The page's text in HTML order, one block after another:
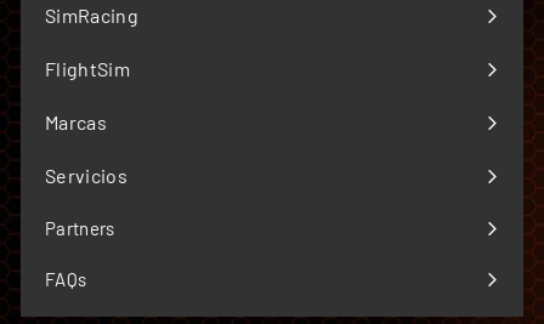
Europa
showroom en Barcelona
Soporte técnico especializado y garantía oficial en
Financiación a medida: leasing y renting
SimRacing
Expandir
menú
FlightSim
Expandir
menú
Marcas
Expandir
menú
Servicios
Expandir
menú
Partners
FAQs